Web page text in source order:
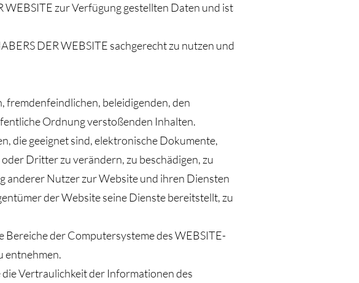
zur Verfügung gestellten Daten und ist
DER WEBSITE sachgerecht zu nutzen und
beleidigenden, den
Ordnung verstoßenden Inhalten.
die geeignet sind, elektronische Dokumente,
Dritter zu verändern, zu beschädigen, zu
anderer Nutzer zur Website und ihren Diensten
der Website seine Dienste bereitstellt, zu
der Computersysteme des WEBSITE-
entnehmen.
Vertraulichkeit der Informationen des